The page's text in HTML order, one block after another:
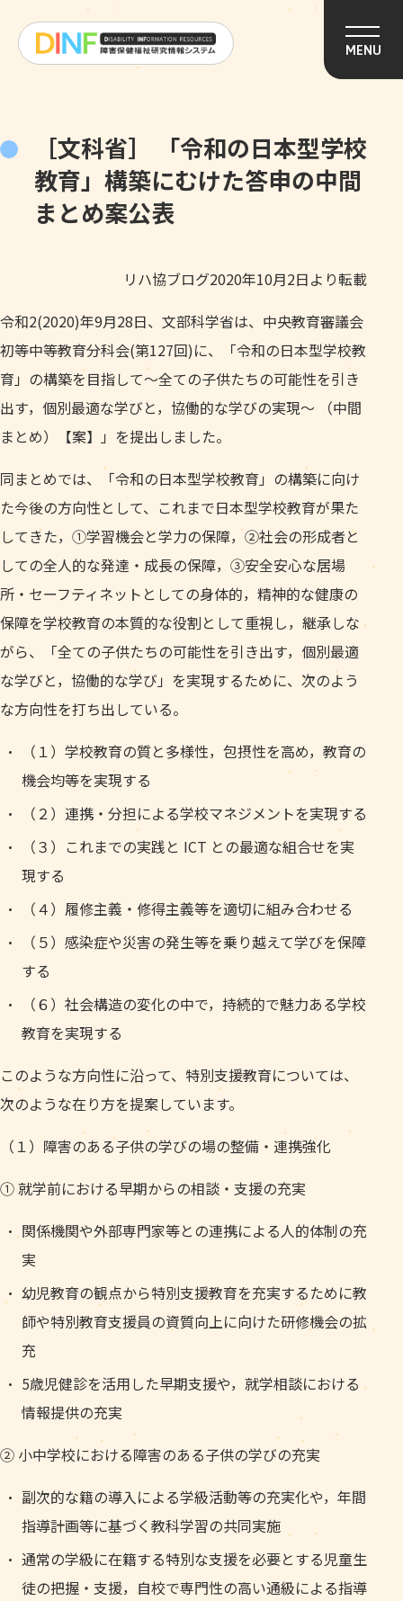
MENU
［文科省］ 「令和の日本型学校
教育」構築にむけた答申の中間
まとめ案公表
リハ協ブログ2020年10月2日より転載
令和2(2020)年9月28日、文部科学省は、中央教育審議会
初等中等教育分科会(第127回)に、「令和の日本型学校教
育」の構築を目指して～全ての子供たちの可能性を引き
出す，個別最適な学びと，協働的な学びの実現～ （中間
まとめ）【案】」を提出しました。
同まとめでは、「令和の日本型学校教育」の構築に向け
た今後の方向性として、これまで日本型学校教育が果た
してきた，①学習機会と学力の保障，②社会の形成者と
しての全人的な発達・成長の保障，③安全安心な居場
所・セーフティネットとしての身体的，精神的な健康の
保障を学校教育の本質的な役割として重視し，継承しな
がら、「全ての子供たちの可能性を引き出す，個別最適
な学びと，協働的な学び」を実現するために、次のよう
な方向性を打ち出している。
（１）学校教育の質と多様性，包摂性を高め，教育の
機会均等を実現する
（２）連携・分担による学校マネジメントを実現する
（３）これまでの実践と ICT との最適な組合せを実
現する
（４）履修主義・修得主義等を適切に組み合わせる
（５）感染症や災害の発生等を乗り越えて学びを保障
する
（６）社会構造の変化の中で，持続的で魅力ある学校
教育を実現する
このような方向性に沿って、特別支援教育については、
次のような在り方を提案しています。
（１）障害のある子供の学びの場の整備・連携強化
① 就学前における早期からの相談・支援の充実
関係機関や外部専門家等との連携による人的体制の充
実
幼児教育の観点から特別支援教育を充実するために教
師や特別教育支援員の資質向上に向けた研修機会の拡
充
5歳児健診を活用した早期支援や，就学相談における
情報提供の充実
② 小中学校における障害のある子供の学びの充実
副次的な籍の導入による学級活動等の充実化や，年間
指導計画等に基づく教科学習の共同実施
通常の学級に在籍する特別な支援を必要とする児童生
徒の把握・支援，自校で専門性の高い通級による指導